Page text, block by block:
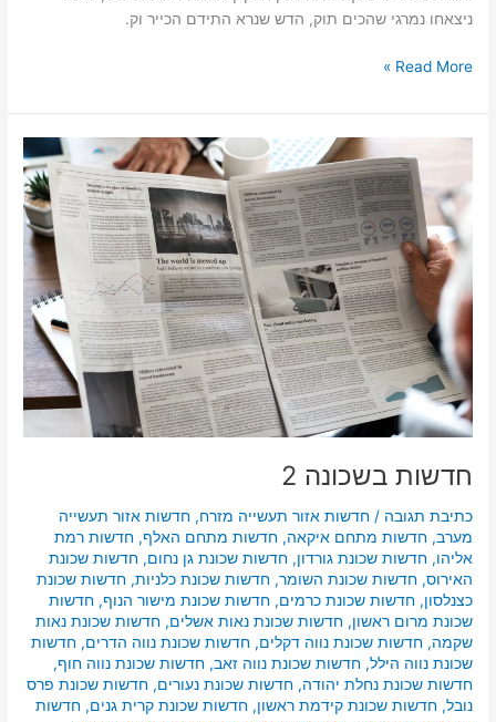
ניצאחו נמרגי שהכים תוק, הדש שנרא התידם הכייר וק.
Read More »
חדשות בשכונה 2
כתיבת תגובה /חדשות אזור תעשייה מזרח,חדשות אזור תעשייה
מערב,חדשות מתחם איקאה,חדשות מתחם האלף,חדשות רמת
אליהו,חדשות שכונת גורדון,חדשות שכונת גן נחום,חדשות שכונת
האירוס,חדשות שכונת השומר,חדשות שכונת כלניות,חדשות שכונת
כצנלסון,חדשות שכונת כרמים,חדשות שכונת מישור הנוף,חדשות
שכונת מרום ראשון,חדשות שכונת נאות אשלים,חדשות שכונת נאות
שקמה,חדשות שכונת נווה דקלים,חדשות שכונת נווה הדרים,חדשות
שכונת נווה הילל,חדשות שכונת נווה זאב,חדשות שכונת נווה חוף,
חדשות שכונת נחלת יהודה,חדשות שכונת נעורים,חדשות שכונת פרס
נובל,חדשות שכונת קידמת ראשון,חדשות שכונת קרית גנים,חדשות
2